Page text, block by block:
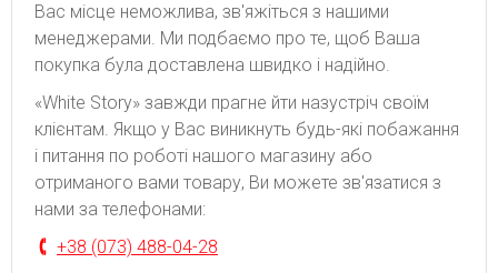
Вас місце неможлива, зв'яжіться з нашими
менеджерами. Ми подбаємо про те, щоб Ваша
покупка була доставлена швидко і надійно.
«White Story» завжди прагне йти назустріч своїм
клієнтам. Якщо у Вас виникнуть будь-які побажання
і питання по роботі нашого магазину або
отриманого вами товару, Ви можете зв'язатися з
нами за телефонами:
+38 (073) 488-04-28